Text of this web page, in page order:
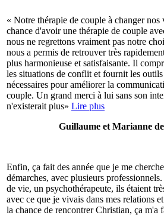
« Notre thérapie de couple à changer
chance d'avoir une thérapie de couple
nous ne regrettons vraiment pas notre
nous a permis de retrouver très
plus harmonieuse et satisfaisante. Il
les situations de conflit et fournit les outils
nécessaires pour améliorer la
couple. Un grand merci à lui sans son
n'existerait plus» Lire plus
Guillaume et Marianne
Enfin, ça fait des année que je me
démarches, avec plusieurs
de vie, un psychothérapeute, ils étaient
avec ce que je vivais dans mes relations
la chance de rencontrer Christian, ça m'a